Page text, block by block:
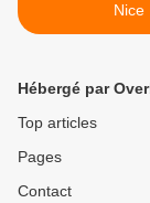
Nice
Hébergé par
Top articles
Pages
Contact